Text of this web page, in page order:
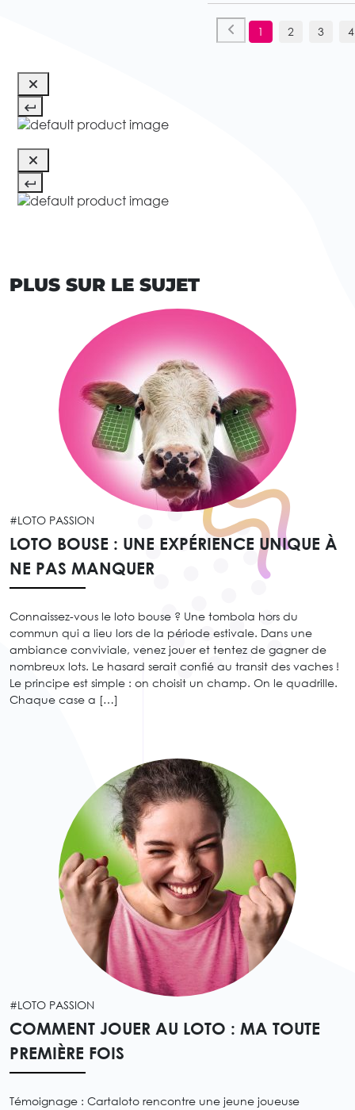
1 2 3 4
PLUS SUR LE SUJET
#LOTO PASSION
LOTO BOUSE : UNE EXPÉRIENCE UNIQUE À
NE PAS MANQUER
Connaissez-vous le loto bouse ? Une tombola hors du
commun qui a lieu lors de la période estivale. Dans une
ambiance conviviale, venez jouer et tentez de gagner de
nombreux lots. Le hasard serait confié au transit des vaches !
Le principe est simple : on choisit un champ. On le quadrille.
Chaque case a […]
#LOTO PASSION
COMMENT JOUER AU LOTO : MA TOUTE
PREMIÈRE FOIS
Témoignage : Cartaloto rencontre une jeune joueuse